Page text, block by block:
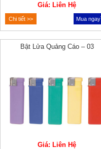
Giá: Liên Hệ
Chi tiết >> Mua ngay
Bật Lửa Quảng Cáo – 03
Giá: Liên Hệ